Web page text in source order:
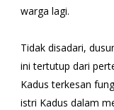
warga lagi.
Tidak disadari,
ini tertutup dari
Kadus terkesan
istri Kadus dalam